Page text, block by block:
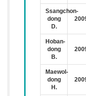
Ssangchon-
dong
D.
Hoban-
dong
B.
Maewol-
dong
H.